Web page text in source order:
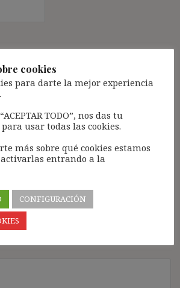
electrónico no será publicada. Los
están marcados con
cookies
para darte la mejor experiencia
TODO”, nos das tu
usar todas las cookies.
más sobre qué cookies estamos
entrando a la
CONFIGURACIÓN